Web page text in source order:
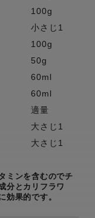
100g
小さじ1
100g
50g
60ml
60ml
適量
大さじ1
大さじ1
ミンを含むのでチ
分とカリフラワ
効果的です。